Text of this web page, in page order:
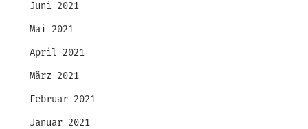
Juni 2021
Mai 2021
April 2021
März 2021
Februar 2021
Januar 2021